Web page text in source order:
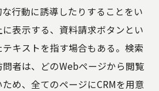
行動に誘導したりすることをい
表示する、資料請求ボタンとい
キストを指す場合もある。検索
者は、どのWebページから閲覧
め、全てのページにCRMを用意